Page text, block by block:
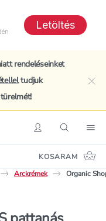
Letöltés
rendeléseinket
tudjuk
BelépésKeresés
KOSARAM
Arckrémek Organic